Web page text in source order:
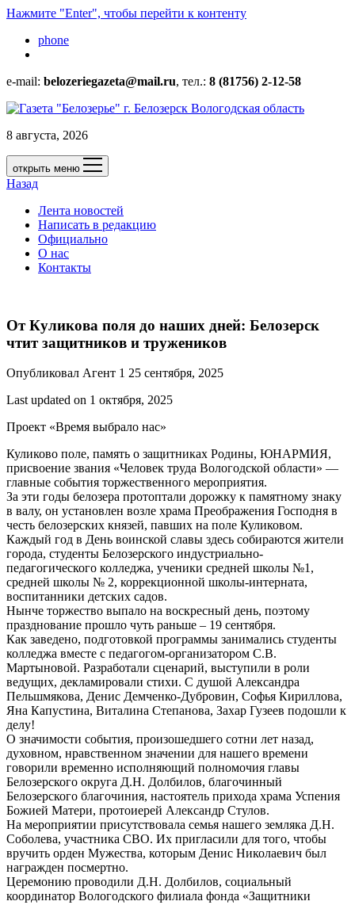
Нажмите "Enter", чтобы перейти к контенту
phone
e-mail: belozeriegazeta@mail.ru, тел.: 8 (81756) 2-12-58
8 августа, 2026
открыть меню
Назад
Лента новостей
Написать в редакцию
Официально
О нас
Контакты
От Куликова поля до наших дней: Белозерск
чтит защитников и тружеников
Опубликовал Агент 1 25 сентября, 2025
Last updated on 1 октября, 2025
Проект «Время выбрало нас»
Куликово поле, память о защитниках Родины, ЮНАРМИЯ,
присвоение звания «Человек труда Вологодской области» —
главные события торжественного мероприятия.
За эти годы белозера протоптали дорожку к памятному знаку
в валу, он установлен возле храма Преображения Господня в
честь белозерских князей, павших на поле Куликовом.
Каждый год в День воинской славы здесь собираются жители
города, студенты Белозерского индустриально-
педагогического колледжа, ученики средней школы №1,
средней школы № 2, коррекционной школы-интерната,
воспитанники детских садов.
Нынче торжество выпало на воскресный день, поэтому
празднование прошло чуть раньше – 19 сентября.
Как заведено, подготовкой программы занимались студенты
колледжа вместе с педагогом-организатором С.В.
Мартыновой. Разработали сценарий, выступили в роли
ведущих, декламировали стихи. С душой Александра
Пельшмякова, Денис Демченко-Дубровин, Софья Кириллова,
Яна Капустина, Виталина Степанова, Захар Гузеев подошли к
делу!
О значимости события, произошедшего сотни лет назад,
духовном, нравственном значении для нашего времени
говорили временно исполняющий полномочия главы
Белозерского округа Д.Н. Долбилов, благочинный
Белозерского благочиния, настоятель прихода храма Успения
Божией Матери, протоиерей Александр Стулов.
На мероприятии присутствовала семья нашего земляка Д.Н.
Соболева, участника СВО. Их пригласили для того, чтобы
вручить орден Мужества, которым Денис Николаевич был
награжден посмертно.
Церемонию проводили Д.Н. Долбилов, социальный
координатор Вологодского филиала фонда «Защитники